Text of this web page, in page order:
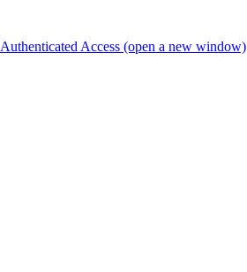
Authenticated Access (open a new window)